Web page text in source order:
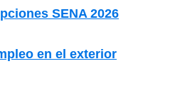
SENA 2026
en el exterior